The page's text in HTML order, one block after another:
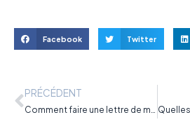
Facebook Twitter
PRÉCÉDENT
Comment faire une lettre de motivation ? Modèles et guide complet